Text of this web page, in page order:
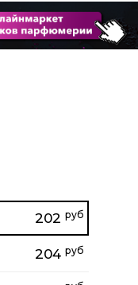
202 руб
204 руб